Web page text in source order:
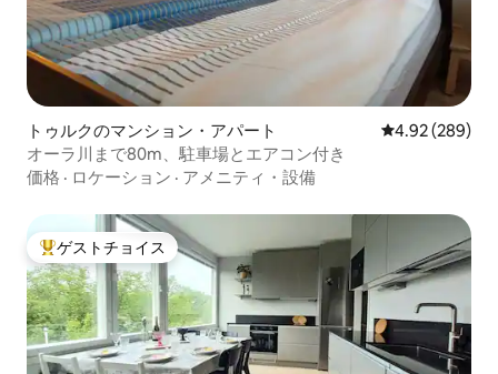
トゥルクのマンション・アパート レビュー289
4.92 (289)
オーラ川まで80m、駐車場とエアコン付き
価格 · ロケーション · アメニティ・設備
大好評のゲストチョイスです。
ゲストチョイス